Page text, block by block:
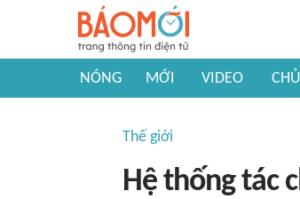
NÓNG MỚI VIDEO
Thế giới
Hệ thống tác